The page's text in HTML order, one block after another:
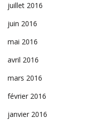
juillet 2016
juin 2016
mai 2016
avril 2016
mars 2016
février 2016
janvier 2016